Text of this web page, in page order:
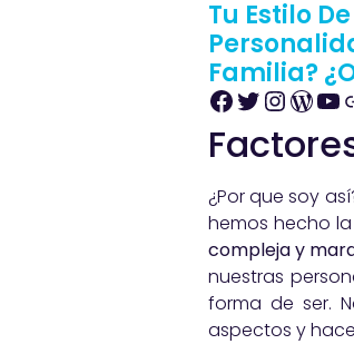
Tu Estilo
Familia?
¿Por que soy
hemos hecho
compleja y
nuestras
forma de ser.
aspectos y